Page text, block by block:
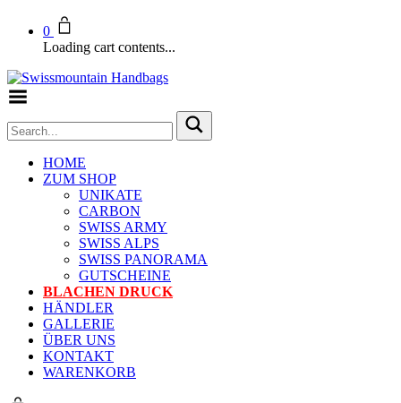
0
Loading cart contents...
HOME
ZUM SHOP
UNIKATE
CARBON
SWISS ARMY
SWISS ALPS
SWISS PANORAMA
GUTSCHEINE
BLACHEN DRUCK
HÄNDLER
GALLERIE
ÜBER UNS
KONTAKT
WARENKORB